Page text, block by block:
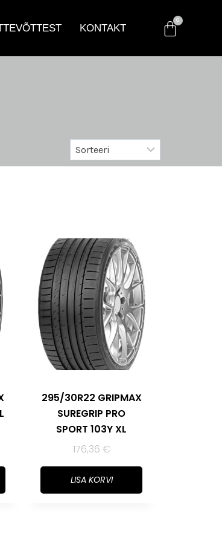
KONTAKT
295/30R22 GRIPMAX
SUREGRIP PRO
SPORT 103Y XL
176,36 €
LISA KORVI